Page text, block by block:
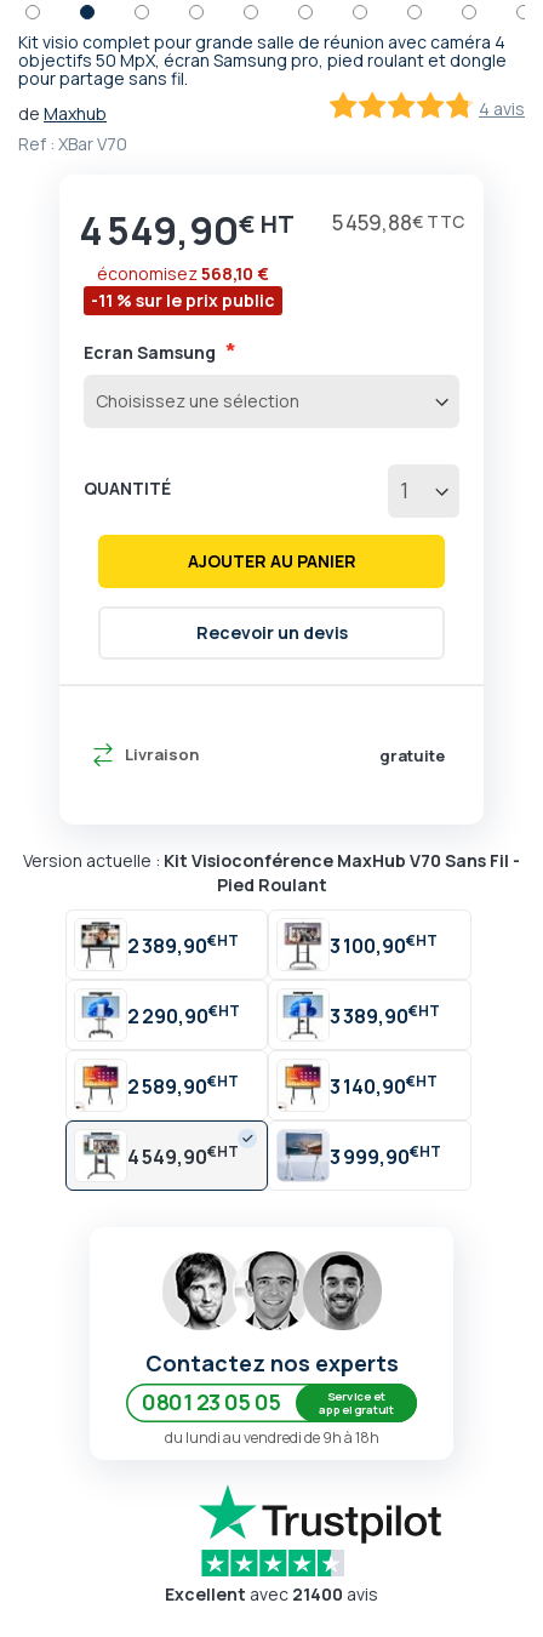
Kit visio complet pour grande salle de réunion avec caméra 4
objectifs 50 MpX, écran Samsung pro, pied roulant et dongle
pour partage sans fil.
4 avis
de Maxhub
Ref : XBar V70
Livraison gratuite
4 549,90€ 5 459,88€
-11 % sur le prix public
économisez568,10 €
Ecran Samsung
QUANTITÉ
AJOUTER AU PANIER
Recevoir un devis
Version actuelle : Kit Visioconférence MaxHub V70 Sans Fil -
Pied Roulant
2 389,90€ 3 100,90€
2 290,90€ 3 389,90€
2 589,90€ 3 140,90€
4 549,90€ 3 999,90€
Passer
au
début
de
la
Contactez nos experts
0801 23 05 05
Service et
appel gratuit
du lundi au vendredi de 9h à 18h
Excellent avec 21400 avis